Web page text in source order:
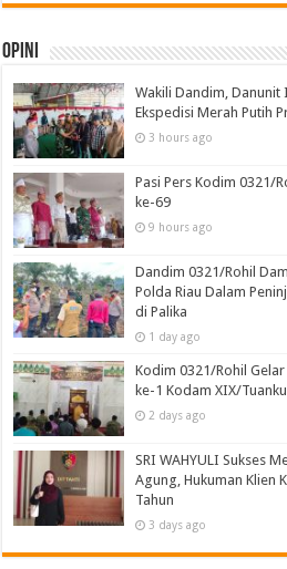
Opini
Wakili Dandim,
Ekspedisi Merah Putih
3 hours ago
Pasi Pers Kodim 0321/
ke-69
9 hours ago
Dandim 0321/Rohil
Polda Riau Dalam
di Palika
1 day ago
Kodim 0321/Rohil
ke-1 Kodam XIX/
2 days ago
SRI WAHYULI Sukses
Agung, Hukuman Klien
Tahun
3 days ago